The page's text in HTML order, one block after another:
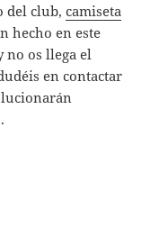
del club,camiseta
hecho en este
no os llega el
en contactar